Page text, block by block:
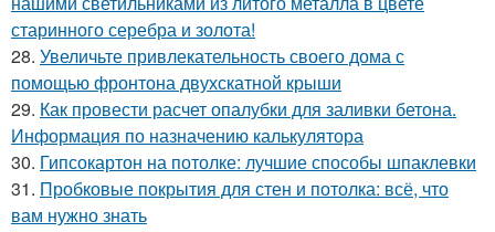
старинного серебра и золота!
28. Увеличьте привлекательность своего дома с
помощью фронтона двухскатной крыши
29. Как провести расчет опалубки для заливки бетона.
Информация по назначению калькулятора
30. Гипсокартон на потолке: лучшие способы шпаклевки
31. Пробковые покрытия для стен и потолка: всё, что
вам нужно знать